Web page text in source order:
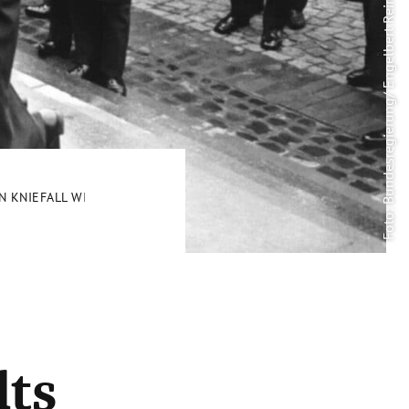
Foto: Bundesregierung/ Engelbert Reineke
KNIEFALL WILLY BRANDTS IN WARSCHAU